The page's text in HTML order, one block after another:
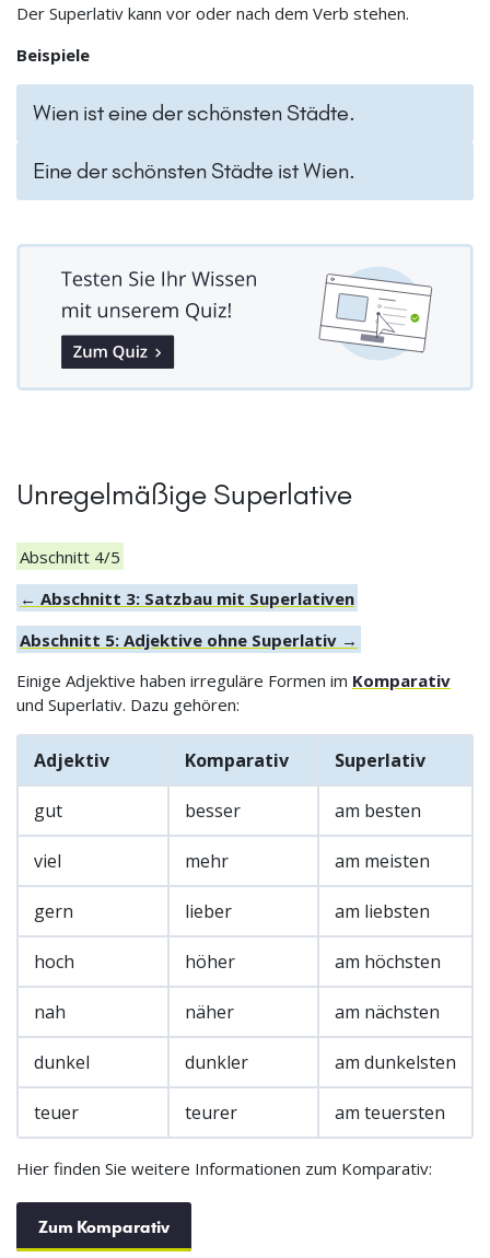
Der Superlativ kann vor oder nach dem Verb stehen.
Beispiele
Wien ist eine der schönsten Städte.
Eine der schönsten Städte ist Wien.
Unregelmäßige Superlative
Abschnitt 4/5
← Abschnitt 3: Satzbau mit Superlativen
Abschnitt 5: Adjektive ohne Superlativ →
Einige Adjektive haben irreguläre Formen im Komparativ
und Superlativ. Dazu gehören:
Adjektiv Komparativ Superlativ
gut besser am besten
viel mehr am meisten
gern lieber am liebsten
hoch höher am höchsten
nah näher am nächsten
dunkel dunkler am dunkelsten
teuer teurer am teuersten
Hier finden Sie weitere Informationen zum Komparativ:
Zum Komparativ